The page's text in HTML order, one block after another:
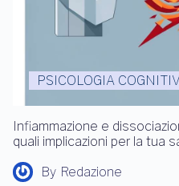
PSICOLOGIA
Infiammazione e
quali implicazioni per la tua
By Redazione